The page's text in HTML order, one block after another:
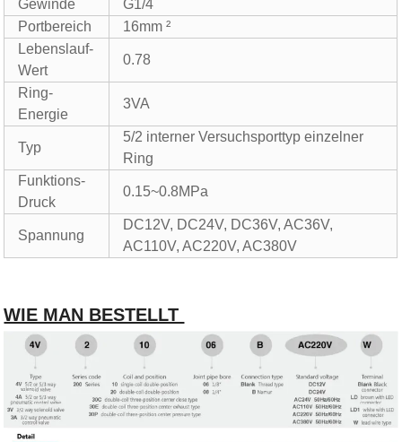
Gewinde
G1/4
Portbereich
16mm ²
Lebenslauf-
Wert
0.78
Ring-
Energie
3VA
Typ
5/2 interner Versuchsporttyp einzelner
Ring
Funktions-
Druck
0.15~0.8MPa
Spannung
DC12V, DC24V, DC36V, AC36V,
AC110V, AC220V, AC380V
WIE MAN BESTELLT